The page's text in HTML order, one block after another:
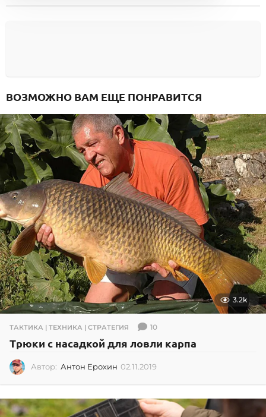
ВОЗМОЖНО ВАМ ЕЩЕ ПОНРАВИТСЯ
3.2k
ТАКТИКА | ТЕХНИКА | СТРАТЕГИЯ 10
Трюки с насадкой для ловли карпа
Автор: Антон Ерохин 02.11.2019
1
1